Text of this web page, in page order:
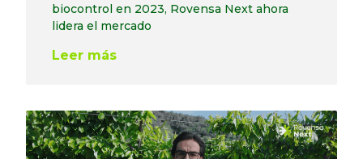
biocontrol en 2023, Rovensa Next ahora
lidera el mercado
Leer más